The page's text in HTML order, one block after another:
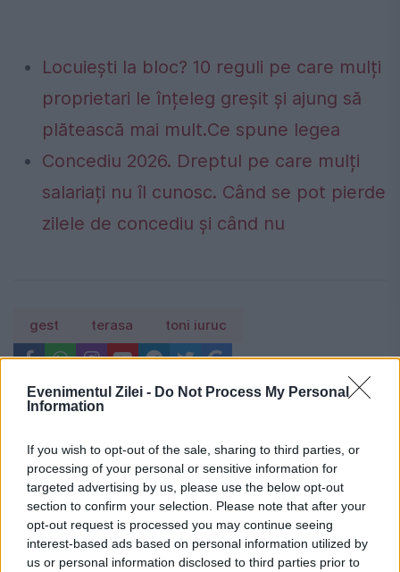
Evenimentul Zilei - Do Not Process My Personal
Information
If you wish to opt-out of the sale, sharing to third parties, or
processing of your personal or sensitive information for
targeted advertising by us, please use the below opt-out
section to confirm your selection. Please note that after your
opt-out request is processed you may continue seeing
interest-based ads based on personal information utilized by
us or personal information disclosed to third parties prior to
Locuiești la bloc? 10 reguli pe care mulți
proprietari le înțeleg greșit și ajung să
plătească mai mult.Ce spune legea
Concediu 2026. Dreptul pe care mulți
salariați nu îl cunosc. Când se pot pierde
zilele de concediu și când nu
gest terasa toni iuruc